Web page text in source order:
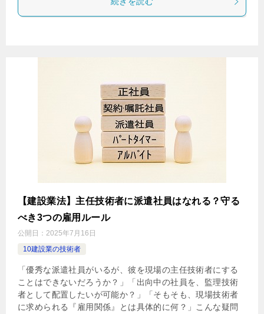
【建設業法】主任技術者に派遣社員はなれる？守る
べき3つの雇用ルール
公開日： 2025年7月16日
10建設業の技術者
「優秀な派遣社員がいるが、彼を現場の主任技術者にする
ことはできないだろうか？」「出向中の社員を、監理技術
者として配置したいが可能か？」「そもそも、現場技術者
に求められる『雇用関係』とは具体的に何？」こんな疑問